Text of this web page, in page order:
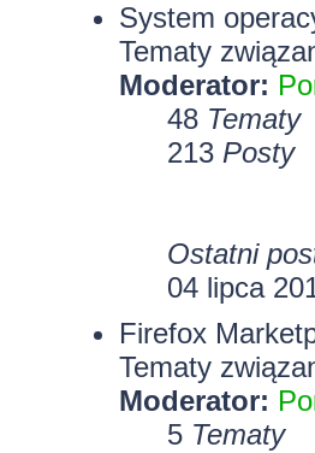
System
Tematy
Moderator:
48 Tematy
213 Posty
Ostatni
04 lipca
Firefox
Tematy
Moderator:
5 Tematy